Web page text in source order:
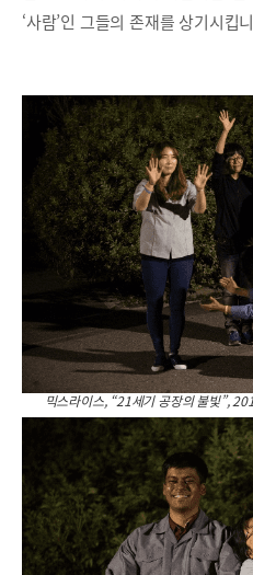
‘사람’인 그들의 존재를 상기시킵
믹스라이스, “21세기 공장의 불빛”,